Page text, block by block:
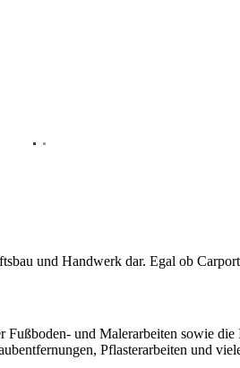
und Handwerk dar. Egal ob
und Malerarbeiten sowie
Pflasterarbeiten und